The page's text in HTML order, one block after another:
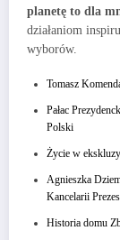
planetę to dla
działaniom
wyborów.
Tomasz
Pałac
Polski
Życie w
Agnieszka
Kancelarii
Historia domu